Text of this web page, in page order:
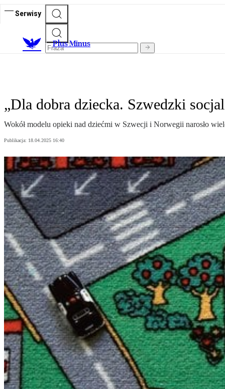
Serwisy
Plus Minus
„Dla dobra dziecka. Szwedzki
Wokół modelu opieki nad dziećmi w Szwecji i Norwegii narosło
Publikacja: 18.04.2025 16:40